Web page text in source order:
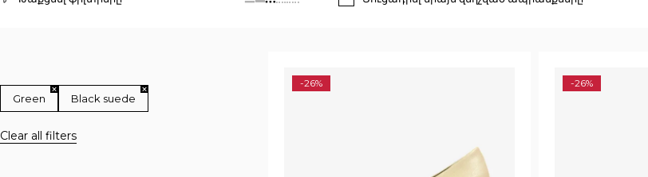
Green Black suede
Clear all filters
-26% -26%